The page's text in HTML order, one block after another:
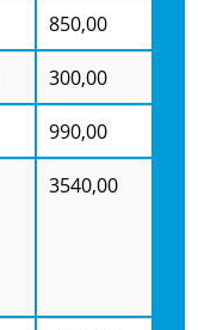
850,00
300,00
990,00
3540,00